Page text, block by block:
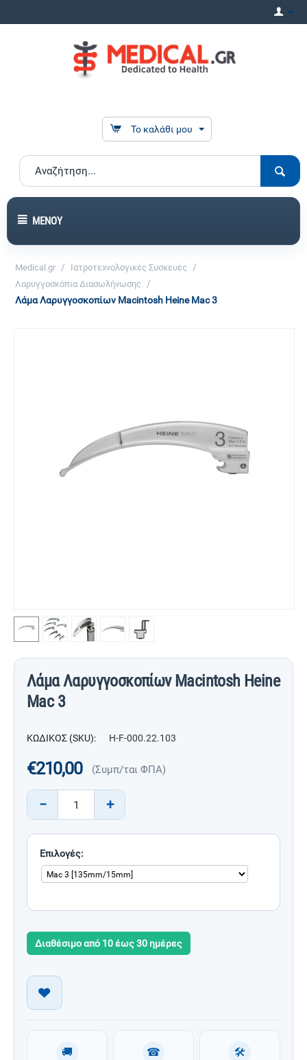
Το καλάθι μου
ΜΕΝΟΎ
Medical.gr / Ιατροτεχνολογικές Συσκευές /
Λαρυγγοσκόπια Διασωλήνωσης
/
Λάμα Λαρυγγοσκοπίων Macintosh Heine Mac 3
Λάμα Λαρυγγοσκοπίων Macintosh Heine
Mac 3
ΚΩΔΙΚΟΣ (SKU): H-F-000.22.103
€210,00 (Συμπ/ται ΦΠΑ)
+
−
Επιλογές:
Διαθέσιμο από 10 έως 30 ημέρες
🚚 ☎ 🛠